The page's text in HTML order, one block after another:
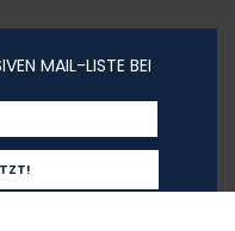
MAIL-LISTE BEI